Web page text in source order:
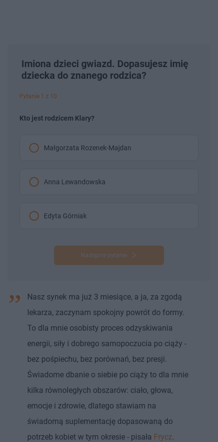
Imiona dzieci gwiazd. Dopasujesz imię
dziecka do znanego rodzica?
Pytanie 1 z 10
Kto jest rodzicem Klary?
Małgorzata Rozenek-Majdan
Anna Lewandowska
Edyta Górniak
Następne pytanie
Nasz synek ma już 3 miesiące, a ja, za zgodą
lekarza, zaczynam spokojny powrót do formy.
To dla mnie osobisty proces odzyskiwania
energii, siły i dobrego samopoczucia po ciąży -
bez pośpiechu, bez porównań, bez presji.
Świadome dbanie o siebie po ciąży to dla mnie
kilka równoległych obszarów: ciało, głowa,
emocje i zdrowie, dlatego stawiam na
świadomą suplementację dopasowaną do
potrzeb kobiet w tym okresie - pisała Frycz.